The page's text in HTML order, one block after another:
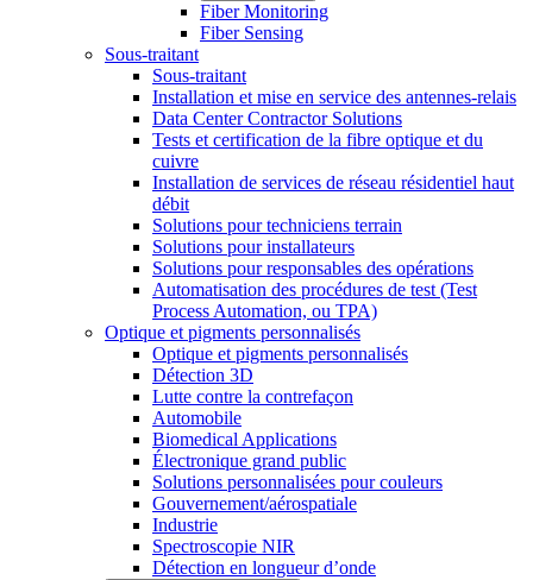
Fiber Monitoring
Fiber Sensing
Sous-traitant
Sous-traitant
Installation et mise en service des antennes-relais
Data Center Contractor Solutions
Tests et certification de la fibre optique et du
cuivre
Installation de services de réseau résidentiel haut
débit
Solutions pour techniciens terrain
Solutions pour installateurs
Solutions pour responsables des opérations
Automatisation des procédures de test (Test
Process Automation, ou TPA)
Optique et pigments personnalisés
Optique et pigments personnalisés
Détection 3D
Lutte contre la contrefaçon
Automobile
Biomedical Applications
Électronique grand public
Solutions personnalisées pour couleurs
Gouvernement/aérospatiale
Industrie
Spectroscopie NIR
Détection en longueur d’onde